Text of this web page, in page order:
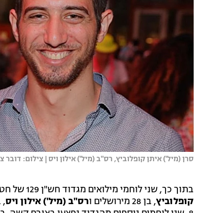
סרן (מיל') איתן קופלוביץ, רס"ב (מיל') אילון ויס | צילום: דובר
בתוך כך, שני לוחמי מילואים מגדוד חש"ן 129 של חטיבה 8 נפלו בקרבות בצפון הרצועה:
קופלוביץ, בן 28 מירושלים ו רס"ב (מיל') אילון ויס